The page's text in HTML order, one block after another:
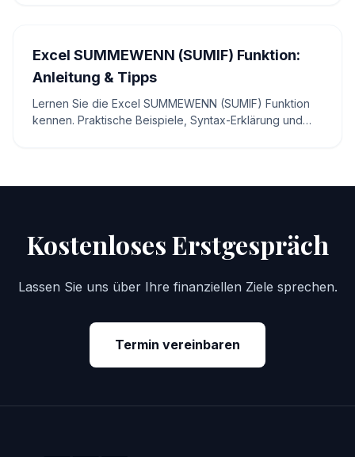
Excel SUMMEWENN (SUMIF) Funktion:
Anleitung & Tipps
Lernen Sie die Excel SUMMEWENN (SUMIF) Funktion
kennen. Praktische Beispiele, Syntax-Erklärung und
Kostenloses Erstgespräch
Lassen Sie uns über Ihre finanziellen Ziele sprechen.
Termin vereinbaren